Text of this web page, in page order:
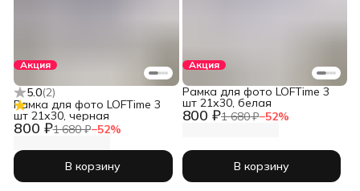
Акция
5.0(2)
800 ₽1 680 ₽−52%
Рамка для фото LOFTime 3
шт 21х30, черная
В корзину
Акция
800 ₽1 680 ₽−52%
Рамка для фото LOFTime 3
шт 21х30, белая
В корзину